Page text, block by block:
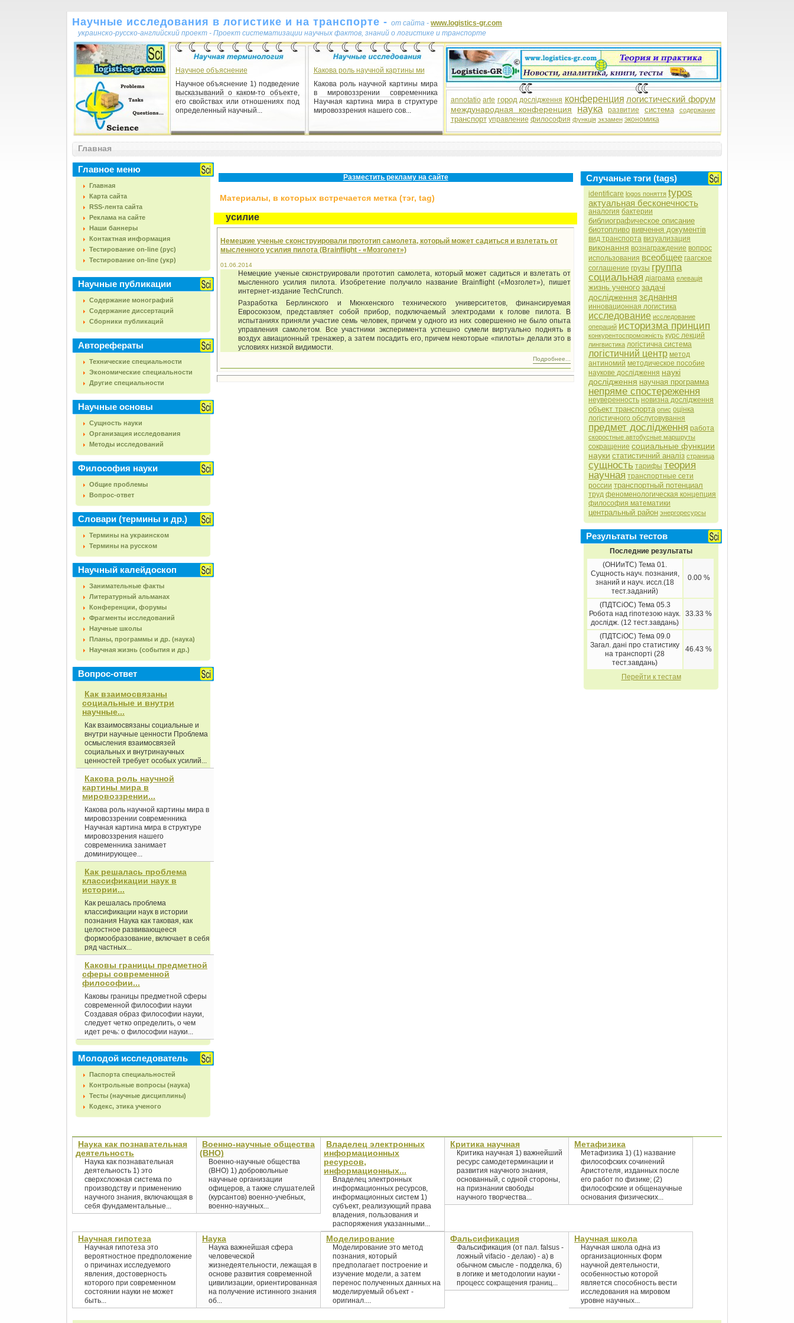
Научные исследования в логистике и на транспорте - от сайта - www.logistics-gr.com
украинско-русско-английский проект - Проект систематизации научных фактов, знаний о логистике и транспорте
Научное объяснение
Научное объяснение 1) подведение
высказываний о каком-то объекте,
его свойствах или отношениях под
определенный научный...
Структура наукового дослідження
дослідження проблеми.
Виділяються наступні основні
Какова роль научной картины ми
Какова роль научной картины мира
в мировоззрении современника
Научная картина мира в структуре
мировоззрения нашего сов...
annotatio arte город дослідження конференция логистический форум
международная конференция наука развитие система содержание
транспорт управление философия функція экзамен экономика
Главная
Главное меню
Главная
Карта сайта
RSS-лента сайта
Реклама на сайте
Наши баннеры
Контактная информация
Тестирование on-line (рус)
Тестирование on-line (укр)
Научные публикации
Содержание монографий
Содержание диссертаций
Сборники публикаций
Авторефераты
Технические специальности
Экономические специальности
Другие специальности
Научные основы
Сущность науки
Организация исследования
Методы исследований
Философия науки
Общие проблемы
Вопрос-ответ
Словари (термины и др.)
Термины на украинском
Термины на русском
Научный калейдоскоп
Занимательные факты
Литературный альманах
Конференции, форумы
Фрагменты исследований
Научные школы
Планы, программы и др. (наука)
Научная жизнь (события и др.)
Вопрос-ответ
Как взаимосвязаны
социальные и внутри
научные...
Как взаимосвязаны социальные и
внутри научные ценности Проблема
осмысления взаимосвязей
социальных и внутринаучных
ценностей требует особых усилий...
Какова роль научной
картины мира в
мировоззрении...
Какова роль научной картины мира в
мировоззрении современника
Научная картина мира в структуре
мировоззрения нашего
современника занимает
доминирующее...
Как решалась проблема
классификации наук в
истории...
Как решалась проблема
классификации наук в истории
познания Наука как таковая, как
целостное развивающееся
формообразование, включает в себя
ряд частных...
Каковы границы предметной
сферы современной
философии...
Каковы границы предметной сферы
современной философии науки
Создавая образ философии науки,
следует четко определить, о чем
идет речь: о философии науки...
Молодой исследователь
Паспорта специальностей
Контрольные вопросы (наука)
Тесты (научные дисциплины)
Кодекс, этика ученого
Разместить рекламу на сайте
Материалы, в которых встречается метка (тэг, tag)
усилие
Немецкие ученые сконструировали прототип самолета, который может садиться и взлетать от
мысленного усилия пилота (Brainflight - «Мозголет»)
01.06.2014
Немецкие ученые сконструировали прототип самолета, который может садиться и взлетать от
мысленного усилия пилота. Изобретение получило название Brainflight («Мозголет»), пишет
интернет-издание TechCrunch.
Разработка Берлинского и Мюнхенского технического университетов, финансируемая
Евросоюзом, представляет собой прибор, подключаемый электродами к голове пилота. В
испытаниях приняли участие семь человек, причем у одного из них совершенно не было опыта
управления самолетом. Все участники эксперимента успешно сумели виртуально поднять в
воздух авиационный тренажер, а затем посадить его, причем некоторые «пилоты» делали это в
условиях низкой видимости.
Подробнее...
Случаные тэги (tags)
identificare logos поняття typos
актуальная бесконечность
аналогия бактерии
библиографическое описание
биотопливо вивчення документів
вид транспорта визуализация
виконання вознаграждение вопрос
использования всеобщее гаагское
соглашение грузы группа
социальная діаграма елевація
жизнь ученого задачі
дослідження зєднання
инновационная логистика
исследование исследование
операций историзма принцип
конкурентоспроможність курс лекций
лингвистика логістична система
логістичний центр метод
антиномий методическое пособие
наукове дослідження наукі
дослідження научная программа
непряме спостереження
неуверенность новизна дослідження
объект транспорта опис оцінка
логістичного обслуговування
предмет дослідження работа
скоростные автобусные маршруты
сокращение социальные функции
науки статистичний аналіз страница
сущность тарифы теория
научная транспортные сети
россии транспортный потенциал
труд феноменологическая концепция
философия математики
центральный район энергоресурсы
Результаты тестов
Последние результаты
(ОНИиТС) Тема 01.
Сущность науч. познания,
знаний и науч. иссл.(18
тест.заданий)
0.00 %
(ПДТСіОС) Тема 05.3
Робота над гіпотезою наук.
дослідж. (12 тест.завдань)
33.33 %
(ПДТСіОС) Тема 09.0
Загал. дані про статистику
на транспорті (28
тест.завдань)
46.43 %
Перейти к тестам
Наука как познавательная
деятельность
Наука как познавательная
деятельность 1) это
сверхсложная система по
производству и применению
научного знания, включающая в
себя фундаментальные...
Военно-научные общества
(ВНО)
Военно-научные общества
(ВНО) 1) добровольные
научные организации
офицеров, а также слушателей
(курсантов) военно-учебных,
военно-научных...
Владелец электронных
информационных
ресурсов,
информационных...
Владелец электронных
информационных ресурсов,
информационных систем 1)
субъект, реализующий права
владения, пользования и
распоряжения указанными...
Критика научная
Критика научная 1) важнейший
ресурс самодетерминации и
развития научного знания,
основанный, с одной стороны,
на признании свободы
научного творчества...
Метафизика
Метафизика 1) (1) название
философских сочинений
Аристотеля, изданных после
его работ по физике; (2)
философские и общенаучные
основания физических...
Научная гипотеза
Научная гипотеза это
вероятностное предположение
о причинах исследуемого
явления, достоверность
которого при современном
состоянии науки не может
быть...
Наука
Наука важнейшая сфера
человеческой
жизнедеятельности, лежащая в
основе развития современной
цивилизации, ориентированная
на получение истинного знания
об...
Моделирование
Моделирование это метод
познания, который
предполагает построение и
изучение модели, а затем
перенос полученных данных на
моделируемый объект -
оригинал....
Фальсификация
Фальсификация (от пал. falsus -
ложный vifacio - делаю) - а) в
обычном смысле - подделка, б)
в логике и методологии науки -
процесс сокращения границ...
Научная школа
Научная школа одна из
организационных форм
научной деятельности,
особенностью которой
является способность вести
исследования на мировом
уровне научных...